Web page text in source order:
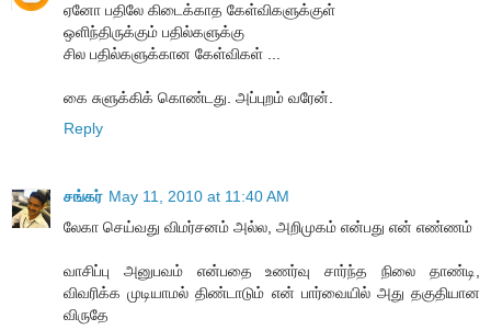
ஏனோ பதிலே கிடைக்காத கேள்விகளுக்குள்
ஒளிந்திருக்கும் பதில்களுக்கு
சில பதில்களுக்கான கேள்விகள் ...
கை சுளுக்கிக் கொண்டது. அப்புறம் வரேன்.
Reply
சங்கர் May 11, 2010 at 11:40 AM
லேகா செய்வது விமர்சனம் அல்ல, அறிமுகம் என்பது என் எண்ணம்
வாசிப்பு அனுபவம் என்பதை உணர்வு சார்ந்த நிலை தாண்டி,
விவரிக்க முடியாமல் திண்டாடும் என் பார்வையில் அது தகுதியான
விருதே